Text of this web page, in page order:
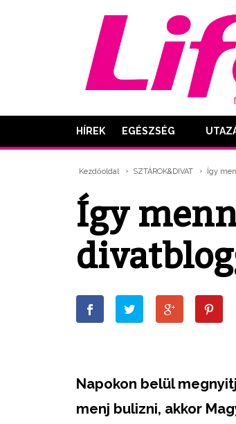
HÍREK EGÉSZSÉG
Kezdőoldal SZTÁROK&DIVAT Így
Így
Napokon belül
menj bulizni, akkor